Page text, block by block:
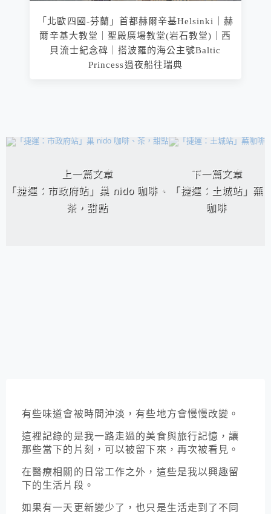
「北歐四國-芬蘭」首都赫爾辛基Helsinki｜赫
爾辛基大教堂｜聖殿廣場教堂(岩石教堂)｜西
貝流士紀念碑｜搭波羅的海公主號Baltic
Princess過夜船往瑞典
相連文章
上一篇文章
「捷運：市政府站」巢 nido 咖啡、
茶，甜點
下一篇文章
「捷運：土城站」蕪
咖啡
有些味道會被時間沖淡，有些地方會慢慢改變。
這裡記錄的是我一路走過的美食與旅行記憶，讓
那些當下的片刻，可以被留下來，再次被看見。
在醫療相關的日常工作之外，這些是我以興趣留
下的生活片段。
如果有一天更新變少了，也只是生活走到了不同